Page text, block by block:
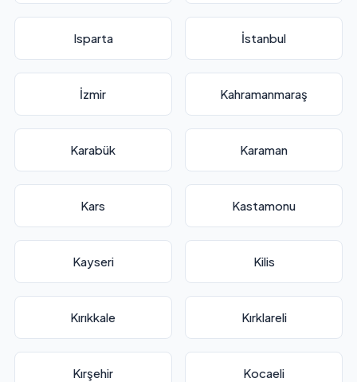
Isparta İstanbul
İzmir Kahramanmaraş
Karabük Karaman
Kars Kastamonu
Kayseri Kilis
Kırıkkale Kırklareli
Kırşehir Kocaeli